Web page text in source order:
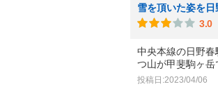
雪を頂いた姿を
3.0
中央本線の日野
つ山が甲斐駒ヶ岳
投稿日:2023/04/06